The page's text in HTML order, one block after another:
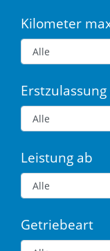
Kilometer
Erstzulassung
Leistung ab
Getriebeart